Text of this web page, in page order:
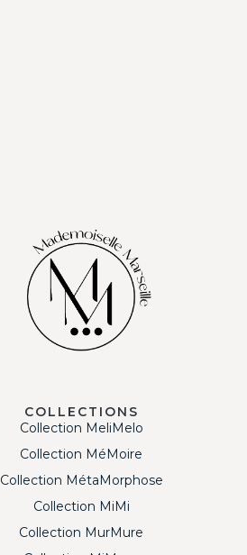
COLLECTIONS
Collection MeliMelo
Collection MéMoire
Collection MétaMorphose
Collection MiMi
Collection MurMure